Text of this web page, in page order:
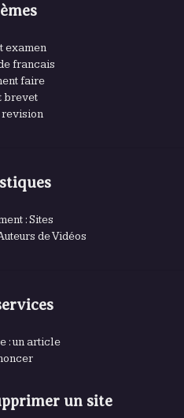
examen
francais
faire
brevet
: Sites
de Vidéos
: un article
un site